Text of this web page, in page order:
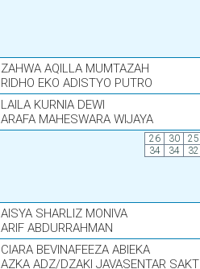
ZAHWA AQILLA MUMTAZAH
RIDHO EKO ADISTYO PUTRO
LAILA KURNIA DEWI
ARAFA MAHESWARA WIJAYA
26 30 25
34
34 32
AISYA SHARLIZ MONIVA
ARIF ABDURRAHMAN
CIARA BEVINAFEEZA ABIEKA
AZKA ADZ/DZAKI JAVASENTAR SAKT